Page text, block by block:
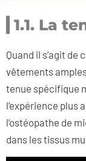
1.1. La
Quand il s’agit de
vêtements
tenue spécifique
l’expérience plus
l’ostéopathe de
dans les tissus